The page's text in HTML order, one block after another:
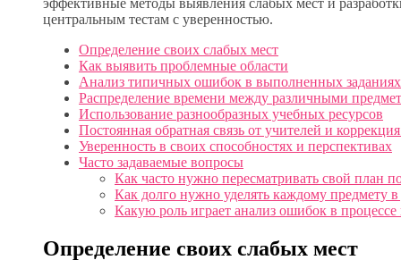
центральным тестам с уверенностью.
Определение своих слабых мест
Как выявить проблемные области
Анализ типичных ошибок в выполненных заданиях
Распределение времени между различными
Использование разнообразных учебных ресурсов
Постоянная обратная связь от учителей и
Уверенность в своих способностях и перспективах
Часто задаваемые вопросы
Как часто нужно пересматривать свой план
Как долго нужно уделять каждому предмету в
Какую роль играет анализ ошибок в процессе
Определение своих слабых мест